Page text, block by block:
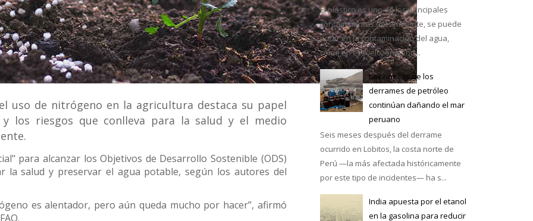
es el mejor calentador solar de México
uso de nitrógeno en la agricultura destaca su papel
los riesgos que conlleva para la salud y el medio
para alcanzar los Objetivos de Desarrollo Sostenible (ODS)
la salud y preservar el agua potable, según los autores del
es alentador, pero aún queda mucho por hacer”, afirmó
El plástico es uno de los principales
contaminantes del ambiente, se puede
notar en la contaminación del agua,
como en el suelo, en dond...
Las huellas de los
derrames de petróleo
continúan dañando el mar
peruano
Seis meses después del derrame
ocurrido en Lobitos, la costa norte de
Perú —la más afectada históricamente
por este tipo de incidentes— ha s...
India apuesta por el etanol
en la gasolina para reducir